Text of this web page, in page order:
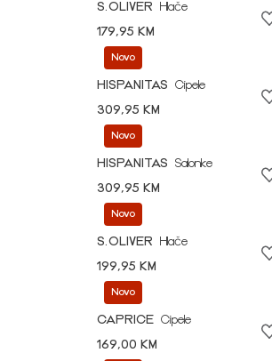
S.OLIVER
Hlače
179,95 KM
Novo
HISPANITAS
Cipele
309,95 KM
Novo
HISPANITAS
Salonke
309,95 KM
Novo
S.OLIVER
Hlače
199,95 KM
Novo
CAPRICE Cipele
169,00 KM